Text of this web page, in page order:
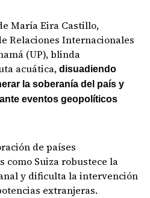
María Eira Castillo,
Relaciones Internacionales
(UP), blinda
acuática, disuadiendo
la soberanía del país y
eventos geopolíticos
de países
Suiza robustece la
y dificulta la intervención
extranjeras.